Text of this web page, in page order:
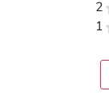
2
1